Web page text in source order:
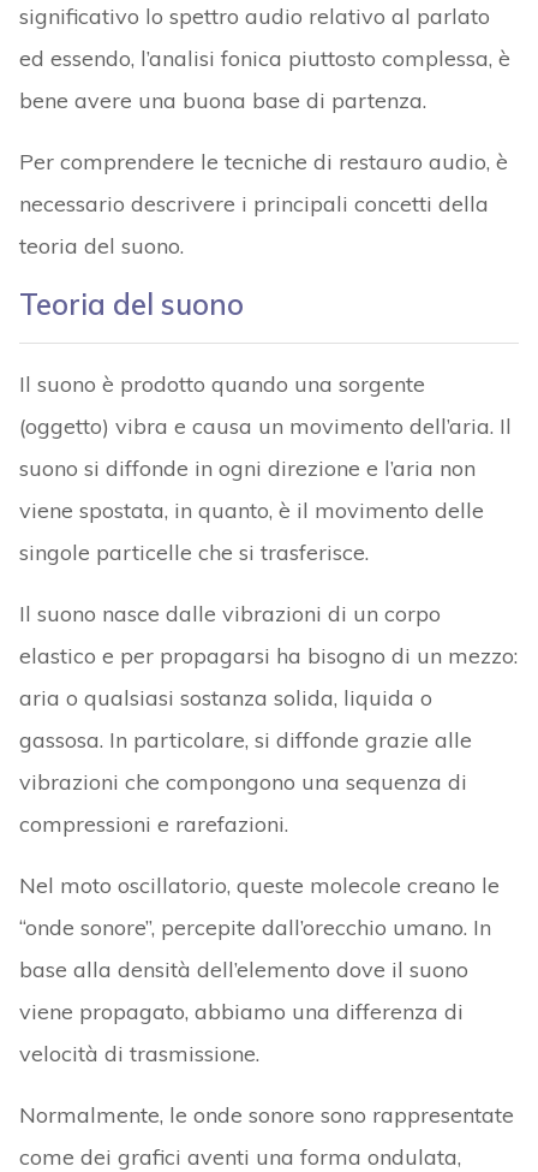
significativo lo spettro audio relativo al parlato
ed essendo, l’analisi fonica piuttosto complessa, è
bene avere una buona base di partenza.
Per comprendere le tecniche di restauro audio, è
necessario descrivere i principali concetti della
teoria del suono.
Teoria del suono
Il suono è prodotto quando una sorgente
(oggetto) vibra e causa un movimento dell’aria. Il
suono si diffonde in ogni direzione e l’aria non
viene spostata, in quanto, è il movimento delle
singole particelle che si trasferisce.
Il suono nasce dalle vibrazioni di un corpo
elastico e per propagarsi ha bisogno di un mezzo:
aria o qualsiasi sostanza solida, liquida o
gassosa. In particolare, si diffonde grazie alle
vibrazioni che compongono una sequenza di
compressioni e rarefazioni.
Nel moto oscillatorio, queste molecole creano le
“onde sonore”, percepite dall’orecchio umano. In
base alla densità dell’elemento dove il suono
viene propagato, abbiamo una differenza di
velocità di trasmissione.
Normalmente, le onde sonore sono rappresentate
come dei grafici aventi una forma ondulata,